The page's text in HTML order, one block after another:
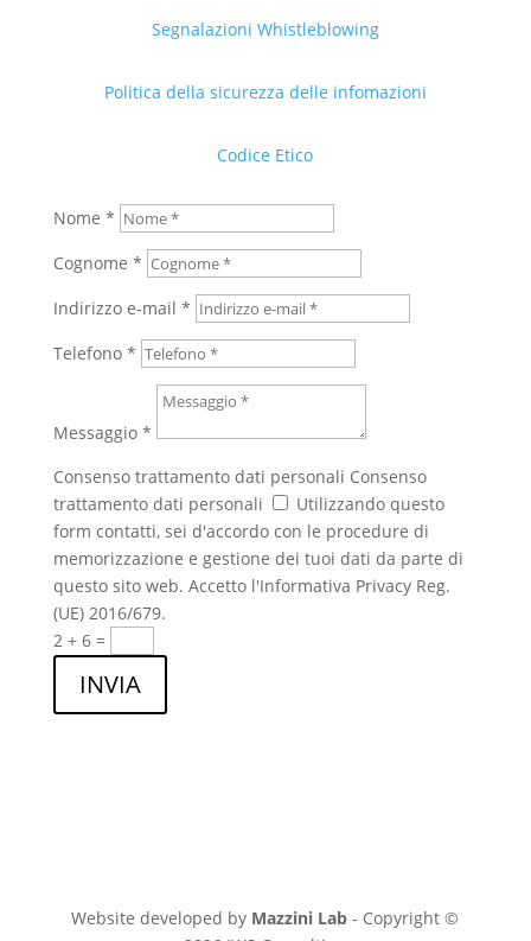
Segnalazioni Whistleblowing
Politica della sicurezza delle infomazioni
Codice Etico
Nome *
Cognome *
Indirizzo e-mail *
Telefono *
Messaggio *
Consenso trattamento dati personali Consenso
trattamento dati personali
Utilizzando questo
form contatti, sei d'accordo con le procedure di
memorizzazione e gestione dei tuoi dati da parte di
questo sito web. Accetto l'Informativa Privacy Reg.
(UE) 2016/679.
2 + 6=
INVIA
Website developed by Mazzini Lab - Copyright ©